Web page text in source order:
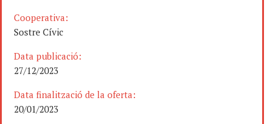
Cooperativa:
Sostre Cívic
Data publicació:
27/12/2023
Data finalització de la oferta:
20/01/2023